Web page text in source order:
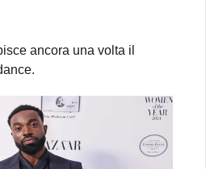
ancora una volta il